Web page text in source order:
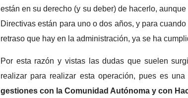
están en su derecho (y su deber) de hacerlo,
Directivas están para uno o dos años, y para
retraso que hay en la administración, ya se ha
Por esta razón y vistas las dudas que suelen
realizar para realizar esta operación, pues es
gestiones con la Comunidad Autónoma y con